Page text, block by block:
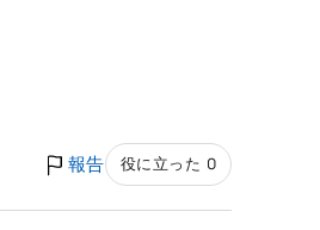
報告 役に立った 0